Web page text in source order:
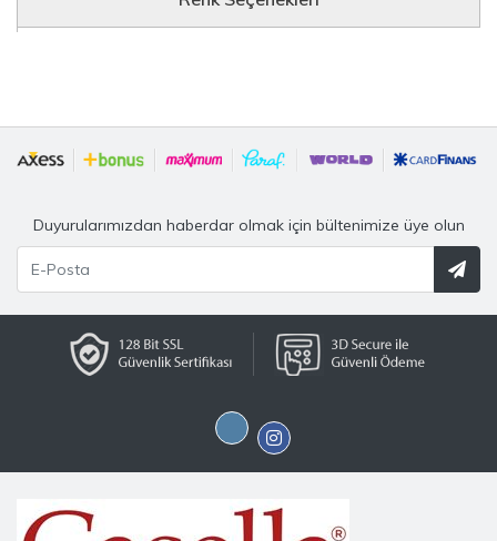
Duyurularımızdan haberdar olmak için bültenimize üye olun